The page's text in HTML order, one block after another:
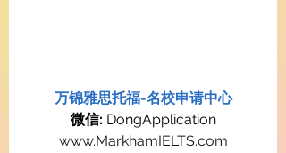
万锦雅思托福-名校申请中心
微信: DongApplication
www.MarkhamIELTS.com